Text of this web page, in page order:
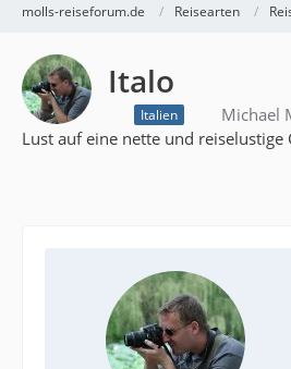
molls-reiseforum.de Reisearten
Italo
Italien Michael
Lust auf eine nette und